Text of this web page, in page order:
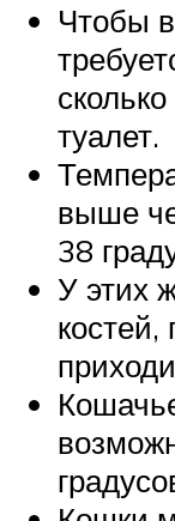
Чтобы
туалет.
выше
38
У этих
костей,